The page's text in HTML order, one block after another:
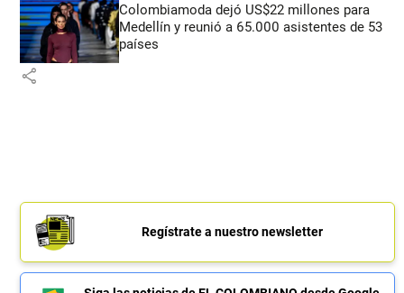
Colombiamoda dejó US$22 millones para
Medellín y reunió a 65.000 asistentes de 53
países
share
Regístrate a nuestro newsletter